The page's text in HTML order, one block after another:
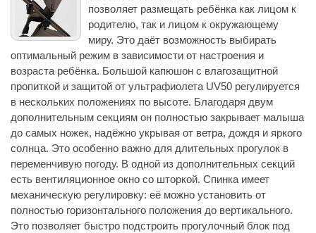
позволяет размещать ребёнка как лицом к
родителю, так и лицом к окружающему
миру. Это даёт возможность выбирать
оптимальный режим в зависимости от настроения и
возраста ребёнка. Большой капюшон с влагозащитной
пропиткой и защитой от ультрафиолета UV50 регулируется
в нескольких положениях по высоте. Благодаря двум
дополнительным секциям он полностью закрывает малыша
до самых ножек, надёжно укрывая от ветра, дождя и яркого
солнца. Это особенно важно для длительных прогулок в
переменчивую погоду. В одной из дополнительных секций
есть вентиляционное окно со шторкой. Спинка имеет
механическую регулировку: её можно установить от
полностью горизонтального положения до вертикального.
Это позволяет быстро подстроить прогулочный блок под